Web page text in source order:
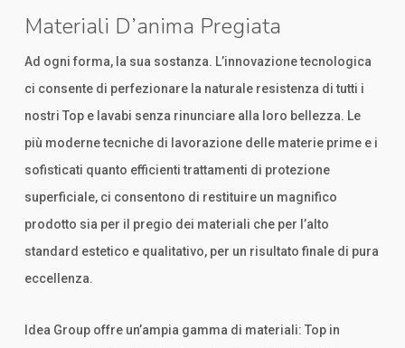
Materiali D’anima Pregiata
Ad ogni forma, la sua sostanza. L’innovazione tecnologica
ci consente di perfezionare la naturale resistenza di tutti i
nostri Top e lavabi senza rinunciare alla loro bellezza. Le
più moderne tecniche di lavorazione delle materie prime e i
sofisticati quanto efficienti trattamenti di protezione
superficiale, ci consentono di restituire un magnifico
prodotto sia per il pregio dei materiali che per l’alto
standard estetico e qualitativo, per un risultato finale di pura
eccellenza.
Idea Group offre un’ampia gamma di materiali: Top in